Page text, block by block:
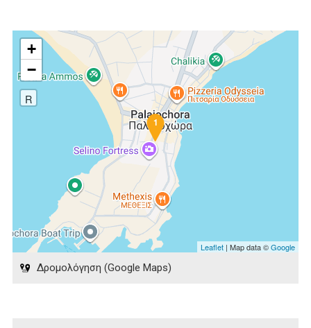
1
+
−
R
Leaflet | Map data ©Google
Δρομολόγηση (Google Maps)